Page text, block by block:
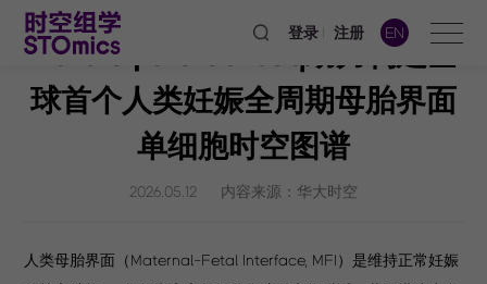
登录 注册 EN
Nature | Stereo-seq助力构建全
球首个人类妊娠全周期母胎界面
单细胞时空图谱
2026.05.12 内容来源：华大时空
人类母胎界面（Maternal-Fetal Interface, MFI）是维持正常妊娠